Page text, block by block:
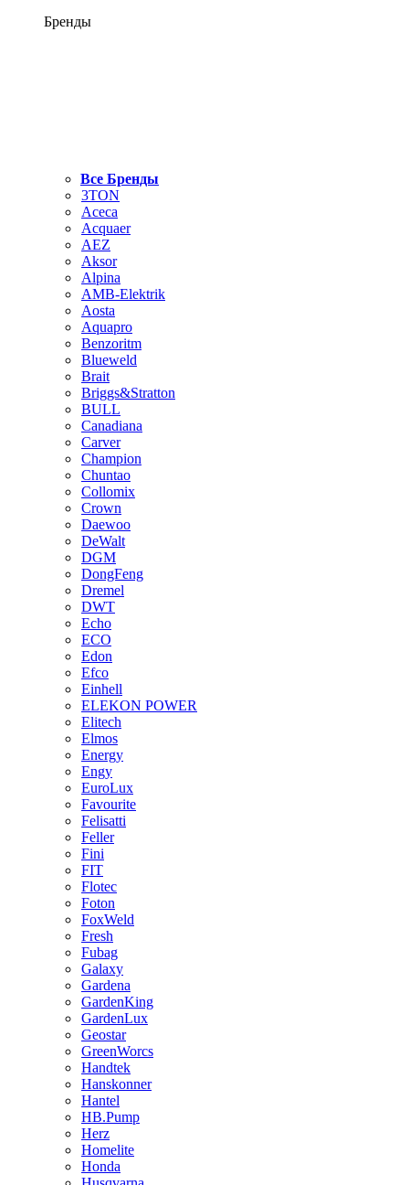
Бренды
Все Бренды
3TON
Aceca
Acquaer
AEZ
Aksor
Alpina
AMB-Elektrik
Aosta
Aquapro
Benzoritm
Blueweld
Brait
Briggs&Stratton
BULL
Canadiana
Carver
Champion
Chuntao
Collomix
Crown
Daewoo
DeWalt
DGM
DongFeng
Dremel
DWT
Echo
ECO
Edon
Efco
Einhell
ELEKON POWER
Elitech
Elmos
Energy
Engy
EuroLux
Favourite
Felisatti
Feller
Fini
FIT
Flotec
Foton
FoxWeld
Fresh
Fubag
Galaxy
Gardena
GardenKing
GardenLux
Geostar
GreenWorcs
Handtek
Hanskonner
Hantel
HB.Pump
Herz
Homelite
Honda